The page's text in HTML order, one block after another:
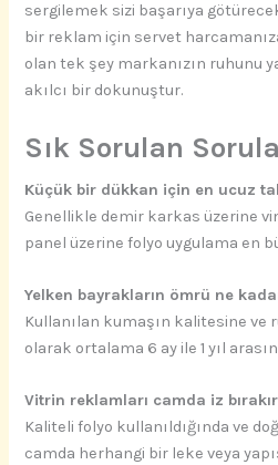
sergilemek sizi başarıya
bir reklam için servet
olan tek şey markanızın ruhunu
akılcı bir dokunuştur.
Sık Sorulan
Küçük bir dükkan için en ucuz
Genellikle demir karkas üzerine
panel üzerine folyo uygulama en
Yelken bayrakların ömrü ne
Kullanılan kumaşın kalitesine ve
olarak ortalama 6 ay ile 1 yıl
Vitrin reklamları camda iz bırakır
Kaliteli folyo kullanıldığında ve
camda herhangi bir leke veya